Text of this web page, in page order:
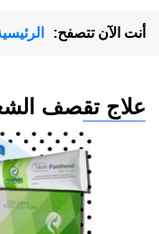
أنت الآن تتصفح:
علاج تقصف